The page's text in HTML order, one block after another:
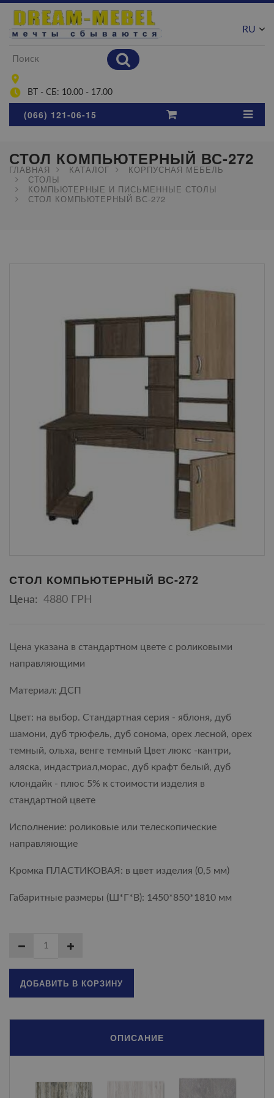
ВТ - СБ: 10.00 - 17.00
RU
(066) 121-06-15
СТОЛ КОМПЬЮТЕРНЫЙ ВС-272
ГЛАВНАЯ КАТАЛОГ
КОРПУСНАЯ МЕБЕЛЬ
СТОЛЫ
КОМПЬЮТЕРНЫЕ И ПИСЬМЕННЫЕ СТОЛЫ
СТОЛ КОМПЬЮТЕРНЫЙ ВС-272
СТОЛ КОМПЬЮТЕРНЫЙ ВС-272
Цена: 4880 ГРН
Цена указана в стандартном цвете с роликовыми
направляющими
Материал: ДСП
Цвет: на выбор. Стандартная серия - яблоня, дуб
шамони, дуб трюфель, дуб сонома, орех лесной, орех
темный, ольха, венге темный Цвет люкс -кантри,
аляска, индастриал,морас, дуб крафт белый, дуб
клондайк - плюс 5% к стоимости изделия в
стандартной цвете
Исполнение: роликовые или телескопические
направляющие
Кромка ПЛАСТИКОВАЯ: в цвет изделия (0,5 мм)
Габаритные размеры (Ш*Г*В): 1450*850*1810 мм
ДОБАВИТЬ В КОРЗИНУ
ОПИСАНИЕ